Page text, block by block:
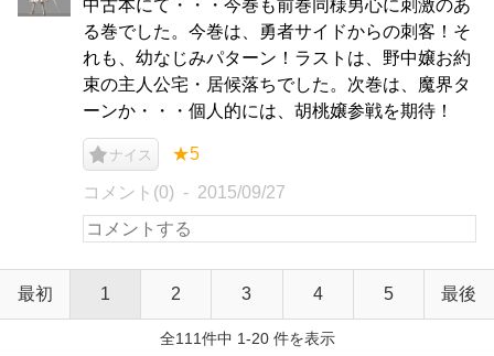
中古本にて・・・今巻も前巻同様男心に刺激のあ
る巻でした。今巻は、勇者サイドからの刺客！そ
れも、幼なじみパターン！ラストは、野中嬢お約
束の主人公宅・居候落ちでした。次巻は、魔界タ
ーンか・・・個人的には、胡桃嬢参戦を期待！
ナイス ★5
コメント(0) 2015/09/27
最初 1 2 3 4 5 最後
全111件中 1-20 件を表示